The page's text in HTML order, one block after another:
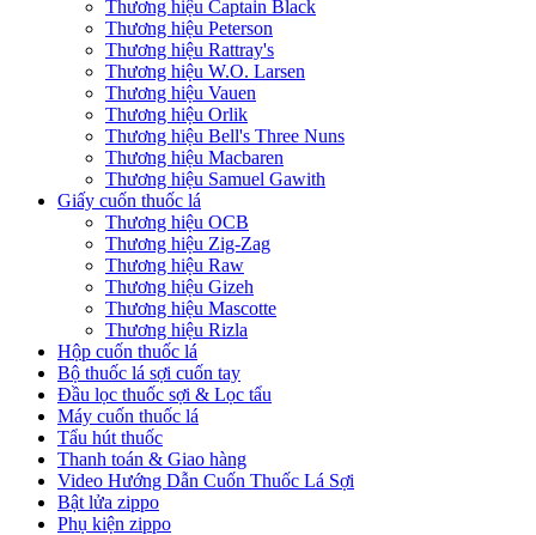
Thương hiệu Captain Black
Thương hiệu Peterson
Thương hiệu Rattray's
Thương hiệu W.O. Larsen
Thương hiệu Vauen
Thương hiệu Orlik
Thương hiệu Bell's Three Nuns
Thương hiệu Macbaren
Thương hiệu Samuel Gawith
Giấy cuốn thuốc lá
Thương hiệu OCB
Thương hiệu Zig-Zag
Thương hiệu Raw
Thương hiệu Gizeh
Thương hiệu Mascotte
Thương hiệu Rizla
Hộp cuốn thuốc lá
Bộ thuốc lá sợi cuốn tay
Đầu lọc thuốc sợi & Lọc tẩu
Máy cuốn thuốc lá
Tẩu hút thuốc
Thanh toán & Giao hàng
Video Hướng Dẫn Cuốn Thuốc Lá Sợi
Bật lửa zippo
Phụ kiện zippo